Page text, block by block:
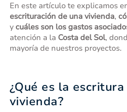
En este artículo te explicamos
escrituración de una vivienda,
y cuáles son los gastos
atención a la Costa del Sol,
mayoría de nuestros proyectos.
¿Qué es la
vivienda?